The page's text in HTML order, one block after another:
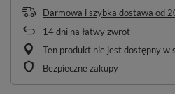
Darmowa i szybka dostawa od
14dni na łatwy zwrot
Ten produkt nie jest dostępny w
Bezpieczne zakupy